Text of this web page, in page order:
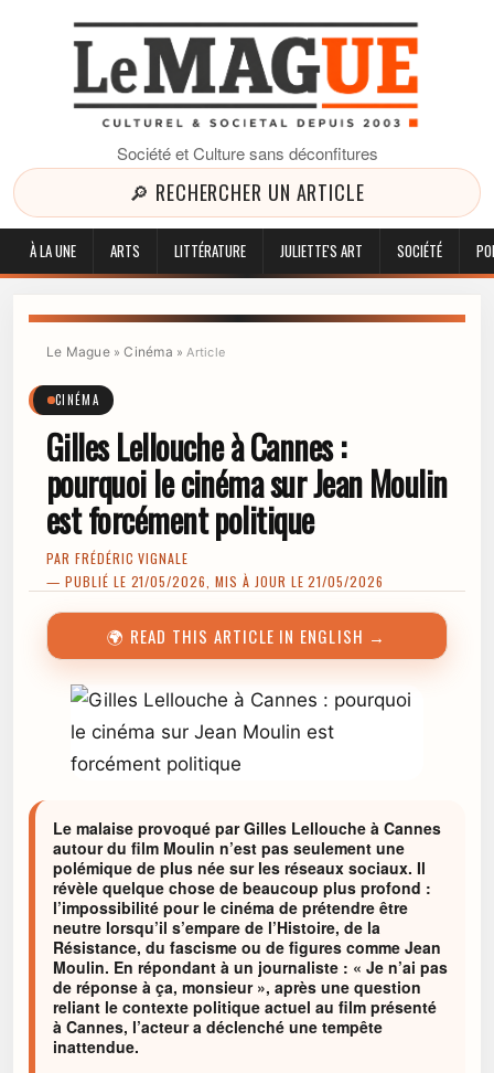
Société et Culture sans déconfitures
🔎 RECHERCHER UN ARTICLE
À LA UNE ARTS LITTÉRATURE JULIETTE'S ART SOCIÉTÉ
Le Mague»Cinéma »Article
CINÉMA
Gilles Lellouche à Cannes :
pourquoi le cinéma sur Jean Moulin
est forcément politique
PAR FRÉDÉRIC VIGNALE
— PUBLIÉ LE 21/05/2026, MIS À JOUR LE 21/05/2026
🌍 READ THIS ARTICLE IN ENGLISH →
Le malaise provoqué par Gilles Lellouche à Cannes
autour du film Moulin n’est pas seulement une
polémique de plus née sur les réseaux sociaux. Il
révèle quelque chose de beaucoup plus profond :
l’impossibilité pour le cinéma de prétendre être
neutre lorsqu’il s’empare de l’Histoire, de la
Résistance, du fascisme ou de figures comme Jean
Moulin. En répondant à un journaliste : « Je n’ai pas
de réponse à ça, monsieur », après une question
reliant le contexte politique actuel au film présenté
à Cannes, l’acteur a déclenché une tempête
inattendue.